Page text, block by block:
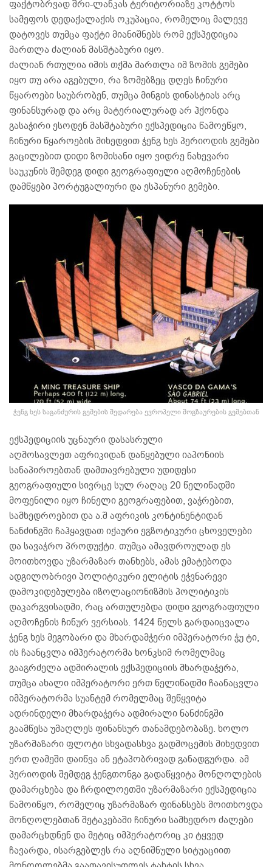
ფაქტობრვად შრი-ლანკას ტერიტორიაზე კოტტოს
სამეფოს დედაქალაქის ოკუპაცია, რომელიც მალევე
დატოვეს თუმცა ფაქტი მიანიშნებს რომ ექსპედიცია
მართლა ძალიან მასშტაბური იყო.
ძალიან რთულია იმის თქმა მართლა იმ ზომის გემები
იყო თუ არა აგებული, რა ზომებზეც დღეს ჩინური
წყაროები საუბრობენ, თუმცა მინგის დინასტიას არც
ფინანსურად და არც მატერიალურად არ ჰქონდა
გასაჭირი ესოდენ მასშტაბური ექსპედიცია წამოეწყო,
ჩინური წყაროების მიხედვით ჭენგ ხეს პერიოდის გემები
გაცილებით დიდი ზომისანი იყო ვიდრე ნახევარი
საუკუნის შემდეგ დიდი გეოგრაფიული აღმოჩენების
დამწყები პორტუგალიური და ესპანური გემები.
ჭენგ ხეს საგანძურის გემების შედარება ევროპელი მოგზაურების გემებთან
ექსპედიციის უცნაური დასასრული
აღმოსავლეთ აფრიკიდან დაწყებული იაპონიის
სანაპიროებთან დამთავრებული უდიდესი
გეოგრაფიული სივრცე სულ რაღაც 20 წელიწადში
მოფენილი იყო ჩინელი გეოგრაფებით, ვაჭრებით,
სამხედროებით და ა.შ აფრიკის კონტინენტიდან
ნანძინგში ჩაჰყავდათ იქაური ეგზოტიკური ცხოველები
და სავაჭრო პროდუქტი. თუმცა ამავდროულად ეს
მოითხოვდა უზარმაზარ თანხებს, ამას ემატებოდა
ადგილობრივი პოლიტიკური ელიტის ეჭვნარევი
დამოკიდებულება იზოლაციონიზმის პოლიტიკის
დაკარგვისადმი, რაც ართულებდა დიდი გეოგრაფიული
აღმოჩენის ჩინურ ვერსიას. 1424 წელს გარდაიცვალა
ჭენგ ხეს მეგობარი და მხარდამჭერი იმპერატორი ჭუ ტი,
ის ჩაანცვლა იმპერატორმა ხონკსიმ რომელმაც
გააგრძელა ადმირალის ექსპედიციის მხარდაჭერა,
თუმცა ახალი იმპერატორი ერთ წელიწადში ჩაანაცვლა
იმპერატორმა სუანტემ რომელმაც შეწყვიტა
ადრინდელი მხარდაჭერა ადმირალი ნანძინგში
გაამწესა უმაღლეს ფინანსურ თანამდებობაზე. ხოლო
უზარმაზარი ფლოტი სხვადასხვა გადმოცემის მიხედვით
ერთ ღამეში დაიწვა ან ეტაპობრივად განადგურდა. ამ
პერიოდის შემდეგ ჭენგთონგა გადაწყვიტა მონღოლების
დამარცხება და ჩრდილოეთში უზარმაზარი ექსპედიცია
წამოიწყო, რომელიც უზარმაზარ ფინანსებს მოითხოვდა
მონღოლებთან შეტაკებაში ჩინური სამხედრო ძალები
დამარცხდნენ და მეტიც იმპერატორიც კი ტყვედ
ჩავარდა, ისარგებლეს რა აღნიშნული სიტუაციით